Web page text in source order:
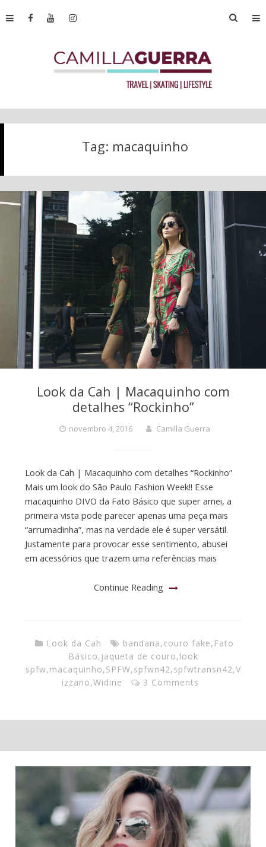
Tag: macaquinho
Look da Cah | Macaquinho com
detalhes “Rockinho”
novembro 4, 2016 Camilla Guerra
Look da Cah | Macaquinho com detalhes “Rockinho”
Mais um look do São Paulo Fashion Week!! Esse
macaquinho DIVO da Fato Básico que super amei, a
primeira vista pode parecer apenas uma peça mais
“arrumadinha”, mas na verdade ele é super versátil.
Justamente para provocar esse sentimento, abusei
em acessórios que trazem uma referências mais
Continue Reading
Look da Cah bandana,couro fake, Fato
Básico, jaqueta de couro,look
spfw,macaquinho,SPFW,spfwn42,spfwtransn42,V
izzano,Widine 3 Comments